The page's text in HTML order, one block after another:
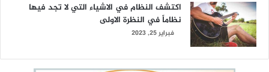
اكتشف النظام في الاشياء التي لا تجد فيها
نظاماً في النظرة الاولى
فبراير 25, 2023